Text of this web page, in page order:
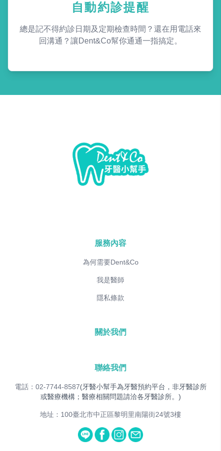
自動約診提醒
總是記不得約診日期及定期檢查時間？還在用電話來
回溝通？讓Dent&Co幫你通通一指搞定。
服務內容
為何需要Dent&Co
我是醫師
隱私條款
關於我們
聯絡我們
電話：02-7744-8587(牙醫小幫手為牙醫預約平台，非牙醫診所
或醫療機構；醫療相關問題請洽各牙醫診所。)
地址：100臺北市中正區黎明里南陽街24號3樓